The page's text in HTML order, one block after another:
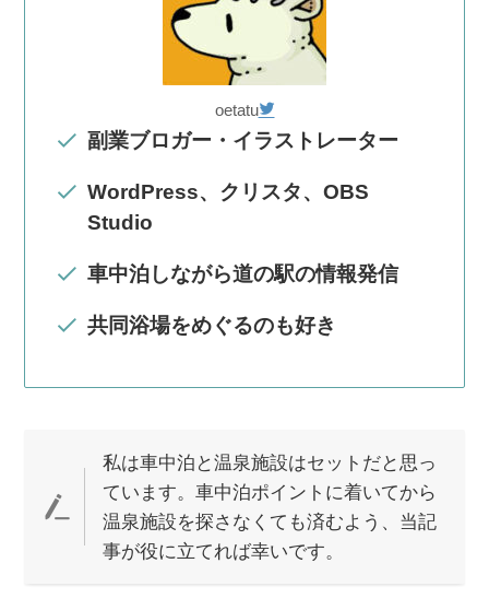
oetatu
副業ブロガー・イラストレーター
WordPress、クリスタ、OBS
Studio
車中泊しながら道の駅の情報発信
共同浴場をめぐるのも好き
私は車中泊と温泉施設はセットだと思っ
ています。車中泊ポイントに着いてから
温泉施設を探さなくても済むよう、当記
事が役に立てれば幸いです。